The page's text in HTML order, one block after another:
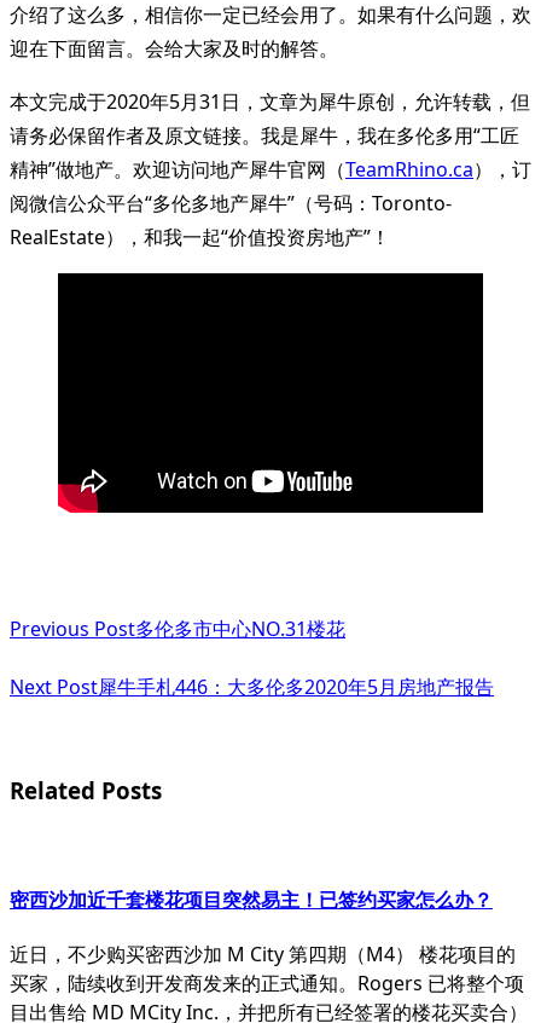
介绍了这么多，相信你一定已经会用了。如果有什么问题，欢
迎在下面留言。会给大家及时的解答。
本文完成于2020年5月31日，文章为犀牛原创，允许转载，但
请务必保留作者及原文链接。我是犀牛，我在多伦多用“工匠
精神”做地产。欢迎访问地产犀牛官网（TeamRhino.ca），订
阅微信公众平台“多伦多地产犀牛”（号码：Toronto-
RealEstate），和我一起“价值投资房地产”！
class="nav-
subtitle
reader-
Previous Post多伦多市中心NO.31楼花
Next Post犀牛手札446：大多伦多2020年5月房地产报告
Related Posts
密西沙加近千套楼花项目突然易主！已签约买家怎么办？
近日，不少购买密西沙加 M City 第四期（M4） 楼花项目的
买家，陆续收到开发商发来的正式通知。Rogers 已将整个项
目出售给 MD MCity Inc.，并把所有已经签署的楼花买卖合）